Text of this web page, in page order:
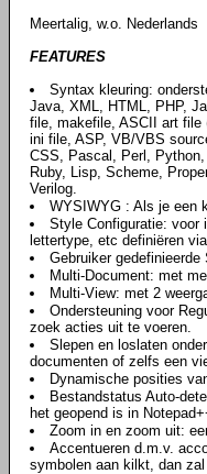
Meertalig, w.o. Nederlands
FEATURES
Syntax kleuring:
Java, XML, HTML, PHP,
file, makefile, ASCII art file
ini file, ASP, VB/VBS
CSS, Pascal, Perl,
Ruby, Lisp, Scheme,
Verilog.
WYSIWYG : Als je een
Style Configuratie: voor
lettertype, etc definiëren
Gebruiker
Multi-Document: met
Multi-View: met 2
Ondersteuning voor
zoek acties uit te voeren.
Slepen en loslaten
documenten of zelfs een
Dynamische posities
Bestandstatus Auto-
het geopend is in
Zoom in en zoom uit:
Accentueren d.m.v.
symbolen aan kilkt, dan